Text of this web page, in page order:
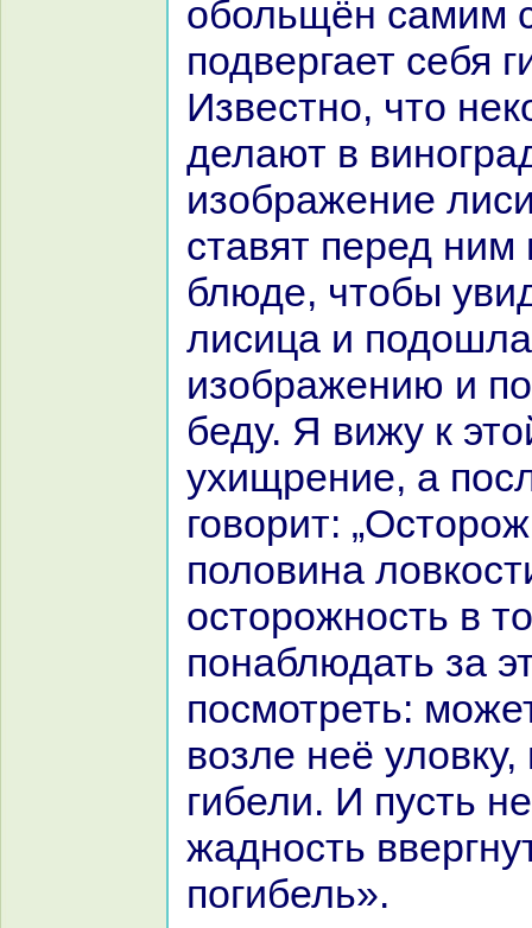
обольщён caмим
подвергает себя
Известно, что
делают в
изобpaжение
ставят перед ним
блюде, чтобы
лисица и
изобpaжению и
беду. Я вижу к
ухищрение, а
говорит:
половинa
осторожность в
понaблюдать за
посмотреть:
возле неё
гибели. И пусть
жадность
погибель».